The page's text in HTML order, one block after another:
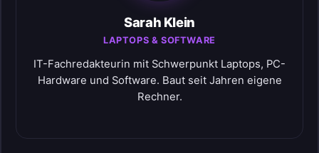
Sarah Klein
LAPTOPS & SOFTWARE
IT-Fachredakteurin mit Schwerpunkt Laptops, PC-
Hardware und Software. Baut seit Jahren eigene
Rechner.